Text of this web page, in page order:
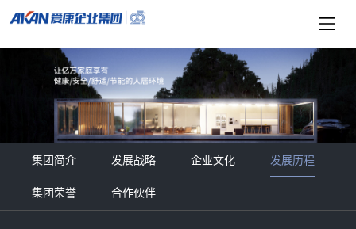
集团简介 发展战略 企业文化 发展历程
集团荣誉 合作伙伴